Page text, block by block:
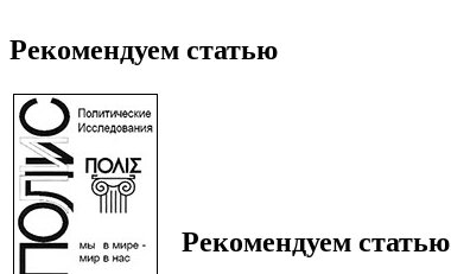
Рекомендуем статью
Рекомендуем статью